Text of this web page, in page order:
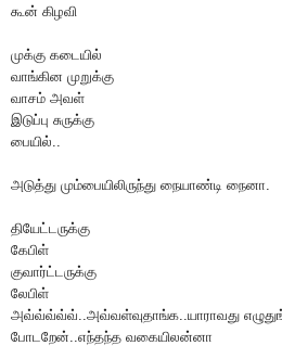
கூன் கிழவி
முக்கு கடையில்
வாங்கின முறுக்கு
வாசம் அவள்
இடுப்பு சுருக்கு
பையில்..
அடுத்து மும்பையிலிருந்து நையாண்டி நைனா.
தியேட்டருக்கு
கேபிள்
குவார்ட்டருக்கு
லேபிள்
அவ்வ்வ்வ்வ்..அவ்வள்வுதாங்க..யாராவது
போடறேன்..எந்தந்த வகையிலன்னா